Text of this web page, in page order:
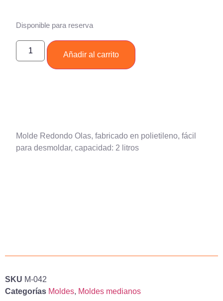
Disponible para reserva
Añadir al carrito
Molde Redondo Olas, fabricado en polietileno, fácil
para desmoldar, capacidad: 2 litros
SKU M-042
Categorías Moldes, Moldes medianos